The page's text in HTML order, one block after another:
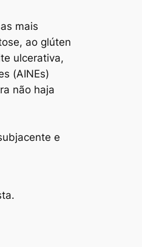
mais
ao glúten
ulcerativa,
(AINEs)
não haja
e